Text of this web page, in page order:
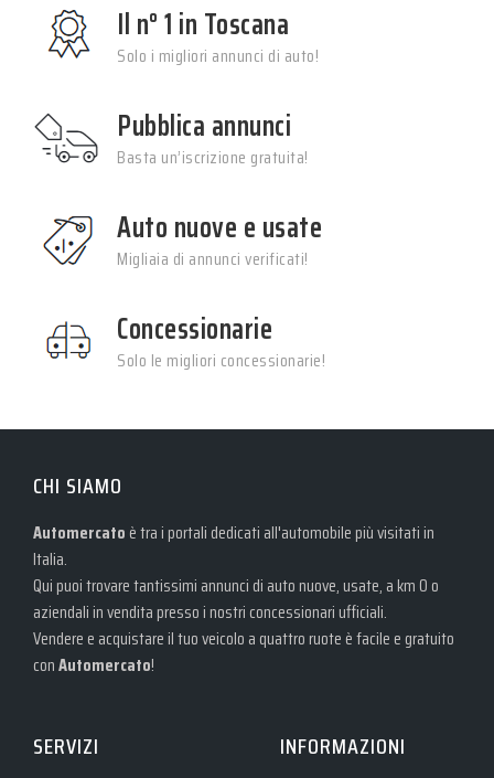
Il n° 1 in Toscana
Solo i migliori annunci di auto!
Pubblica annunci
Basta un’iscrizione gratuita!
Auto nuove e usate
Migliaia di annunci verificati!
Concessionarie
Solo le migliori concessionarie!
CHI SIAMO
Automercato è tra i portali dedicati all'automobile più visitati in
Italia.
Qui puoi trovare tantissimi annunci di auto nuove, usate, a km 0 o
aziendali in vendita presso i nostri concessionari ufficiali.
Vendere e acquistare il tuo veicolo a quattro ruote è facile e gratuito
conAutomercato!
SERVIZI INFORMAZIONI